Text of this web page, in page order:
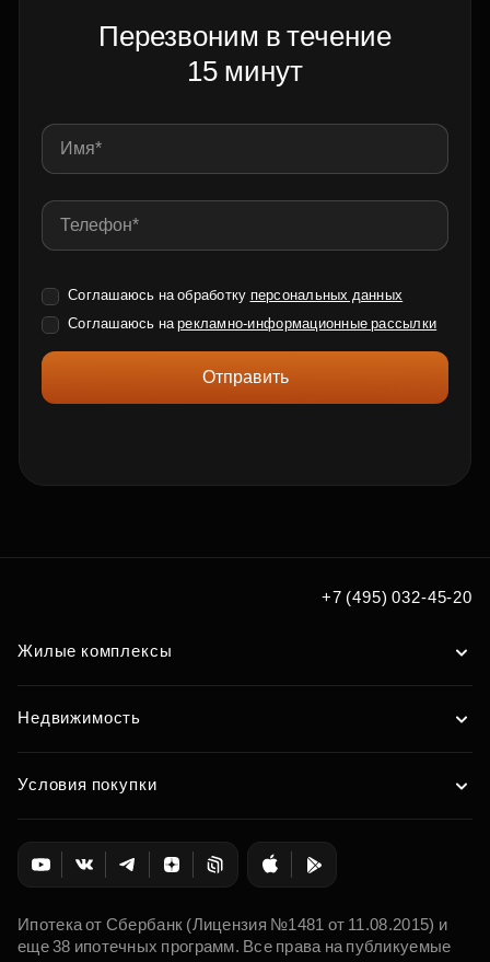
Перезвоним в течение
15 минут
Соглашаюсь на обработку персональных данных
Соглашаюсь нарекламно-информационные рассылки
Отправить
+7 (495) 032-45-20
Жилые комплексы
Недвижимость
Условия покупки
Ипотека от Сбербанк (Лицензия №1481 от 11.08.2015) и
еще 38 ипотечных программ. Все права на публикуемые